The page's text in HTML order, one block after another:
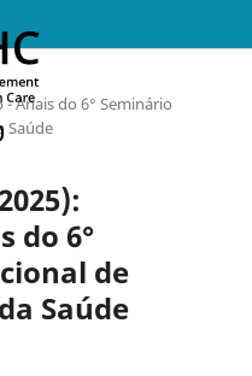
Anais do 6° Seminário
Saúde
do 6°
de
Saúde